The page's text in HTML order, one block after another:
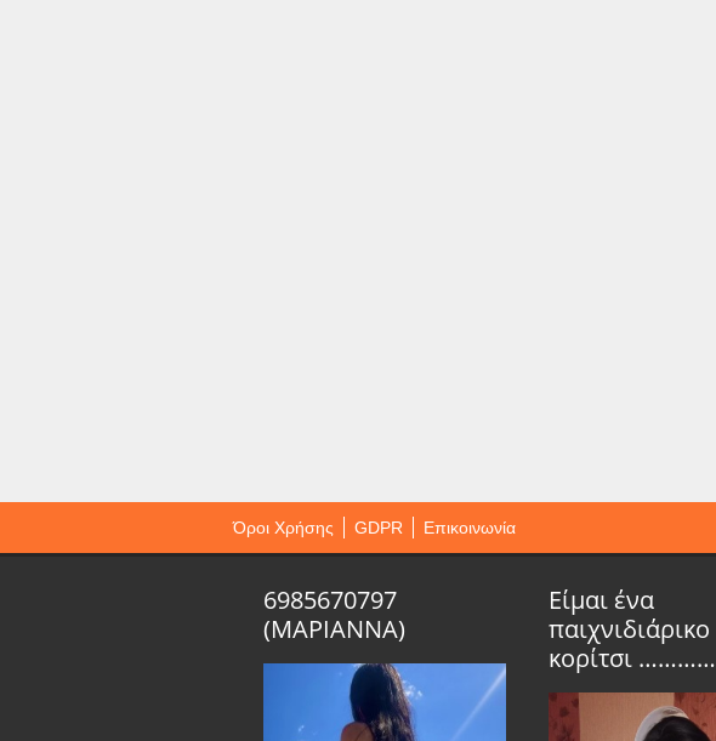
Όροι Χρήσης GDPR Επικοινωνία
6985670797
(ΜΑΡΙΑΝΝΑ)
Είμαι ένα
παιχνιδιάρικο
κορίτσι …………